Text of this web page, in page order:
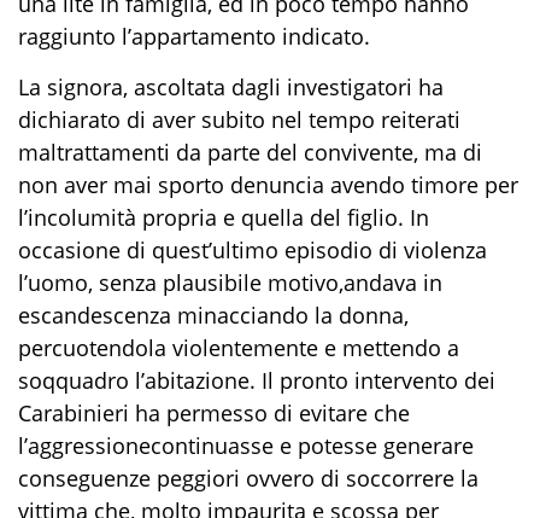
raggiunto l’appartamento indicato.
La signora, ascoltata dagli investigatori ha
dichiarato di aver subito nel tempo reiterati
maltrattamenti da parte del convivente, ma di
non aver mai sporto denuncia avendo timore per
l’incolumità propria e quella del figlio. In
occasione di quest’ultimo episodio di violenza
l’uomo, senza plausibile motivo,andava in
escandescenza minacciando la donna,
percuotendola violentemente e mettendo a
soqquadro l’abitazione. Il pronto intervento dei
Carabinieri ha permesso di evitare che
l’aggressionecontinuasse e potesse generare
conseguenze peggiori ovvero di soccorrere la
vittima che, molto impaurita e scossa per